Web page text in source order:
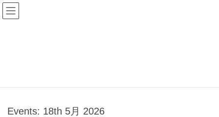
コ
ン
ッ
ナ
ビ
移
Events: 18th 5月 2026